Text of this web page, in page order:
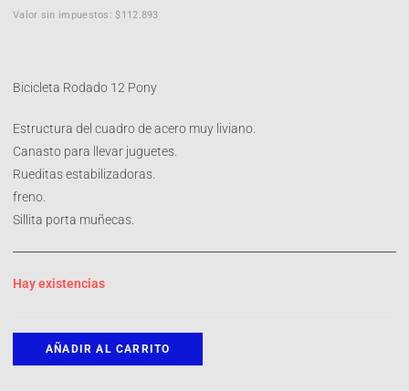
Valor sin impuestos: $112.893
Bicicleta Rodado 12 Pony
Estructura del cuadro de acero muy liviano.
Canasto para llevar juguetes.
Rueditas estabilizadoras.
freno.
Sillita porta muñecas.
Hay existencias
AÑADIR AL CARRITO